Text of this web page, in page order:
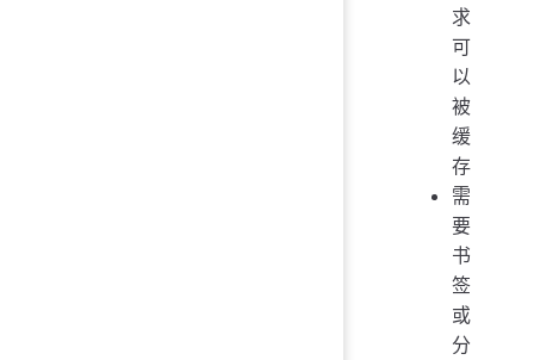
求
可
以
被
缓
存
需
要
书
签
或
分